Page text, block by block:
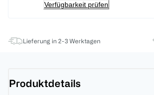
Verfügbarkeit prüfen
Lieferung in 2-3 Werktagen
Produktdetails